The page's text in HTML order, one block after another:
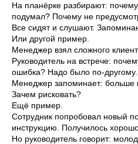
На планёрке разбирают:
подумал? Почему не
Все сидят и слушают.
Или другой пример.
Менеджер взял сложного
Руководитель на встрече:
ошибка? Надо было по-другому.
Менеджер запоминает: больше
Зачем рисковать?
Ещё пример.
Сотрудник попробовал новый
инструкцию. Получилось
Но руководитель говорит: